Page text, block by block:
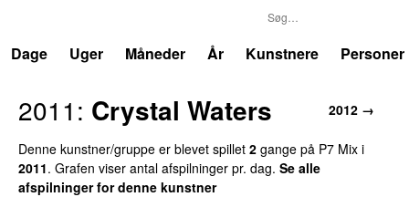
Dage
Uger Måneder År Kunstnere Personer
2012 →
2011 : Crystal Waters
Denne kunstner/gruppe er blevet spillet 2 gange på P7 Mix i
2011. Grafen viser antal afspilninger pr. dag. Se alle
afspilninger for denne kunstner